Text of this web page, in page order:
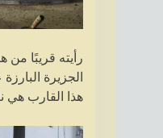
رأيته قريبًا
الجزيرة
هذا القارب هي